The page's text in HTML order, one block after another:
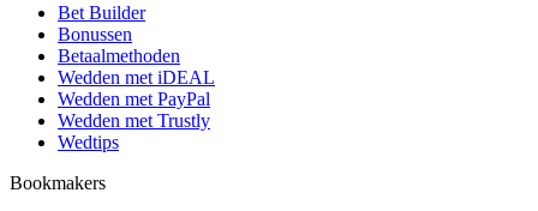
Bet Builder
Bonussen
Betaalmethoden
Wedden met iDEAL
Wedden met PayPal
Wedden met Trustly
Wedtips
Bookmakers